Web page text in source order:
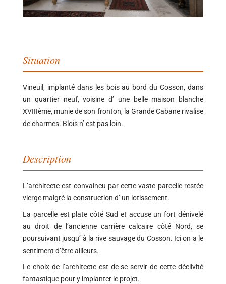
L’architecte est convaincu par cette vaste parcelle restée
vierge malgré la construction d’ un lotissement.
La parcelle est plate côté Sud et accuse un fort dénivelé
au droit de l’ancienne carrière calcaire côté Nord, se
poursuivant jusqu’ à la rive sauvage du Cosson. Ici on a le
sentiment d’être ailleurs.
Le choix de l’architecte est de se servir de cette déclivité
fantastique pour y implanter le projet.
Vineuil, implanté dans les bois au bord du Cosson, dans
un quartier neuf, voisine d’ une belle maison blanche
XVIIIème, munie de son fronton, la Grande Cabane rivalise
de charmes. Blois n’ est pas loin.